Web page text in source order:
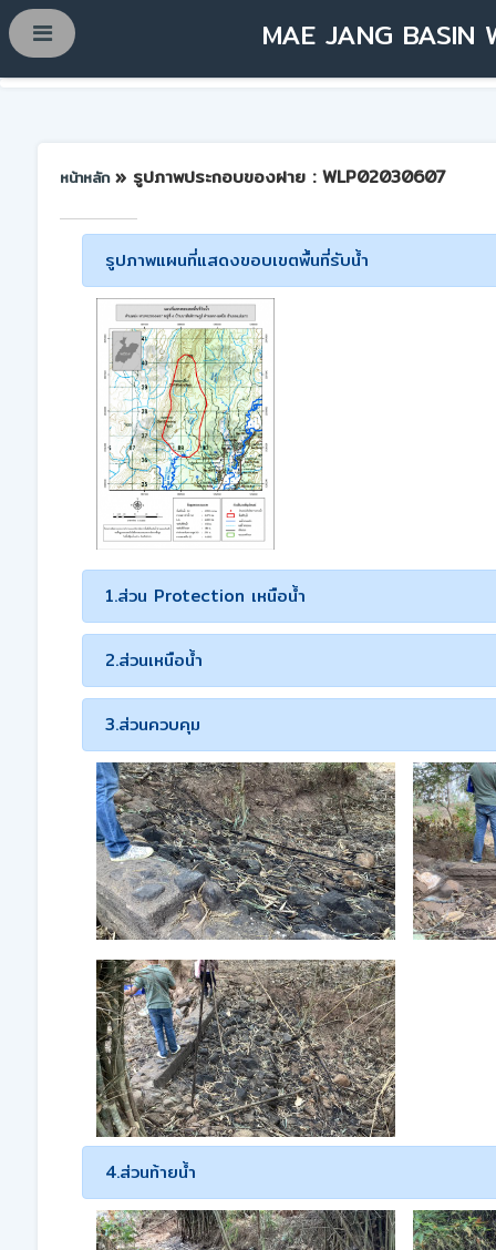
MAE JANG BASIN
หน้าหลัก » รูปภาพประกอบของฝาย : WLP02030607
รูปภาพแผนที่แสดงขอบเขตพื้นที่รับน้ำ
1.ส่วน Protection เหนือน้ำ
2.ส่วนเหนือน้ำ
3.ส่วนควบคุม
4.ส่วนท้ายน้ำ